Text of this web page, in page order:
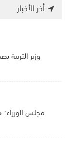
أخر الأخبار
وزير التربية
مجلس الوزراء: